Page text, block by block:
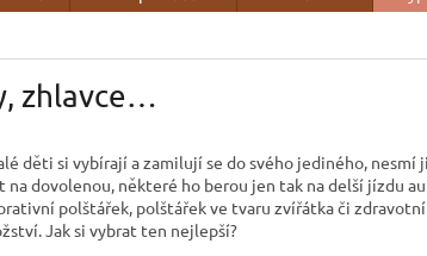
zhlavce…
děti si vybírají a zamilují se do svého jediného, nesmí
na dovolenou, některé ho berou jen tak na delší jízdu
polštářek, polštářek ve tvaru zvířátka či
Jak si vybrat ten nejlepší?